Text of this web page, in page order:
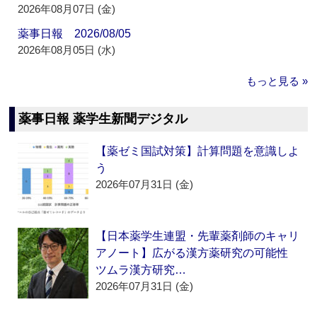
2026年08月07日 (金)
薬事日報 2026/08/05
2026年08月05日 (水)
もっと見る »
薬事日報 薬学生新聞デジタル
【薬ゼミ国試対策】計算問題を意識しよ
う
2026年07月31日 (金)
【日本薬学生連盟・先輩薬剤師のキャリ
アノート】広がる漢方薬研究の可能性
ツムラ漢方研究…
2026年07月31日 (金)